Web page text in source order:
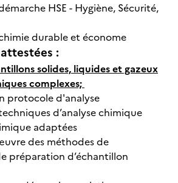
HSE - Hygiène, Sécurité,
durable et économe
:
solides, liquides et gazeux
complexes;
protocole d'analyse
d’analyse chimique
adaptées
des méthodes de
préparation d’échantillon